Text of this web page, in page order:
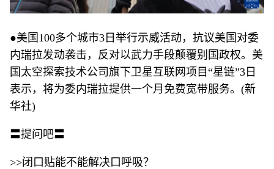
●美国100多个城市3日举行示威活动，抗议美国对委
内瑞拉发动袭击，反对以武力手段颠覆别国政权。美
国太空探索技术公司旗下卫星互联网项目“星链”3日
表示，将为委内瑞拉提供一个月免费宽带服务。(新
华社)
〓提问吧〓
>>闭口贴能不能解决口呼吸？